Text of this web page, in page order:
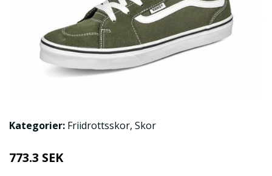
Kategorier: Friidrottsskor, Skor
773.3 SEK